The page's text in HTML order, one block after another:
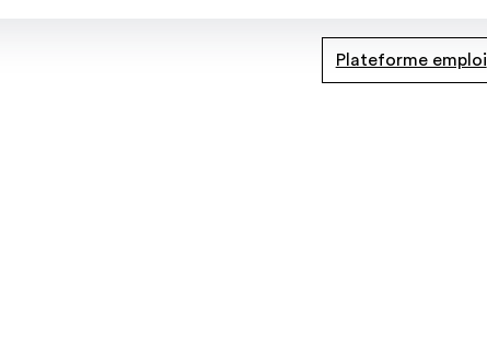
Plateforme emploi